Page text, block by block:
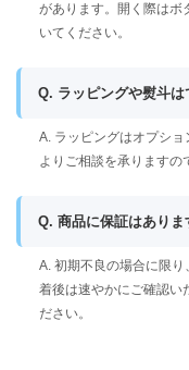
があります。開く際はボ
いてください。
Q. ラッピングや熨斗は
A. ラッピングはオプシ
よりご相談を承りますの
Q. 商品に保証はありま
A. 初期不良の場合に限
着後は速やかにご確認い
ださい。